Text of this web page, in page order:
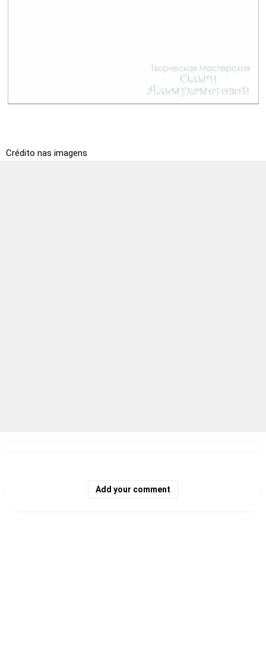
Crédito nas imagens
Add your comment